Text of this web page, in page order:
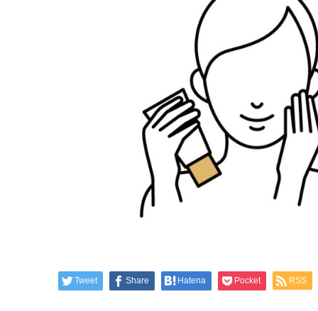
Tweet Share Hatena Pocket RSS